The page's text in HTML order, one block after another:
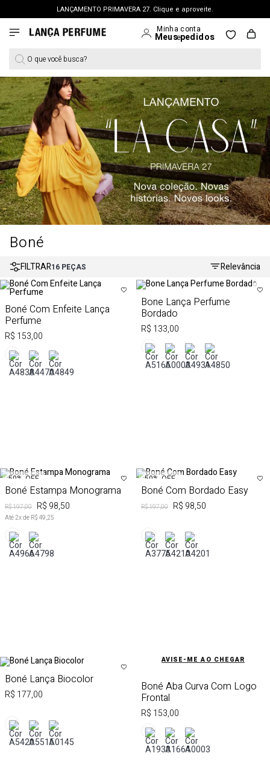
LANÇAMENTO PRIMAVERA 27. Clique e aproveite.
FRETE GRÁTIS | a partir de R$ 699. APROVEITAR >
OUTLET: Até 65% OFF + 15% na 2ª peça. Confira >
LANÇAMENTO PRIMAVERA 27. Clique e aproveite.
O que você busca?
Boné
FILTRAR16 PEÇAS Relevância
Boné Com Enfeite Lança
Perfume
R$ 153,00
Bone Lança Perfume
Bordado
R$ 133,00
50% OFF
Boné Estampa Monograma
R$ 197,00 R$ 98,50
Até 2x de R$ 49,25
50% OFF
Boné Com Bordado Easy
R$ 197,00 R$ 98,50
Boné Lança Biocolor
R$ 177,00
AVISE-ME AO CHEGAR
Boné Aba Curva Com Logo
Frontal
R$ 153,00